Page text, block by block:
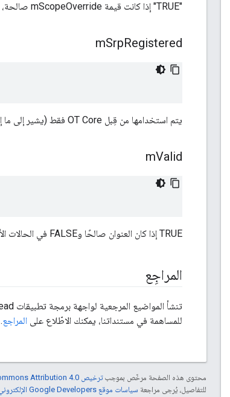
"TRUE" إذا كانت قيمة mScopeOverride صالحة، وFALSE في الحالات الأخرى.
mSrpRegistered
يتم استخدامها من قِبل OT Core فقط (يشير إلى ما إذا كانت مسجَّلة لدى عميل SRP).
mValid
TRUE إذا كان العنوان صالحًا وFALSE في الحالات الأخرى.
المراجِع
تنشأ المواضيع المرجعية لواجهة برمجة تطبيقات OpenThread من رمز المصدر المتاح على
للمساهمة في مستنداتنا، يمكنك الاطّلاع على المراجع.
محتوى هذه الصفحة مرخّص بموجبترخيص Creative Commons Attribution 4.0‏
للتفاصيل، يُرجى مراجعة سياسات موقع Google Developers الإلكتروني